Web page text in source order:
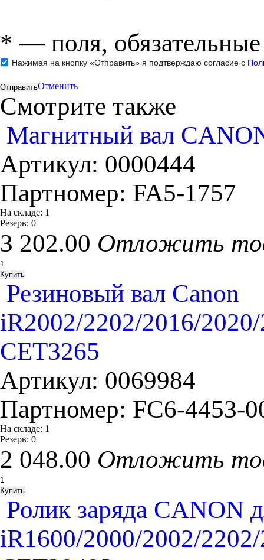
* — поля,
Нажимая на кнопку «Отправить» я подтверждаю согласие с
Отменить
Смотрите также
Магнитный вал
Артикул: 0000444
Партномер: FA5-1757
На складе: 1
Резерв: 0
3 202.00 Отложить
Резиновый вал Canon
iR2002/2202/2016/
CET3265
Артикул: 0069984
Партномер: FC6-4453-
На складе: 1
Резерв: 0
2 048.00 Отложить
Ролик заряда CANON
iR1600/2000/2002/